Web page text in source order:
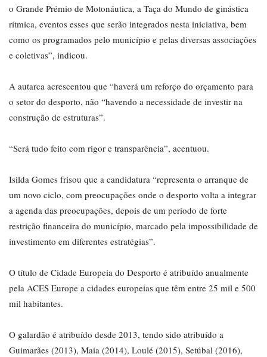
o Grande Prémio de Motonáutica, a Taça do Mundo de ginástica
rítmica, eventos esses que serão integrados nesta iniciativa, bem
como os programados pelo município e pelas diversas associações
e coletivas”, indicou.
A autarca acrescentou que “haverá um reforço do orçamento para
o setor do desporto, não “havendo a necessidade de investir na
construção de estruturas”.
“Será tudo feito com rigor e transparência”, acentuou.
Isilda Gomes frisou que a candidatura “representa o arranque de
um novo ciclo, com preocupações onde o desporto volta a integrar
a agenda das preocupações, depois de um período de forte
restrição financeira do município, marcado pela impossibilidade de
investimento em diferentes estratégias”.
O título de Cidade Europeia do Desporto é atribuído anualmente
pela ACES Europe a cidades europeias que têm entre 25 mil e 500
mil habitantes.
O galardão é atribuído desde 2013, tendo sido atribuído a
Guimarães (2013), Maia (2014), Loulé (2015), Setúbal (2016),